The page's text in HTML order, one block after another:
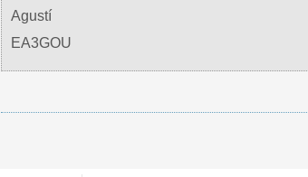
Agustí
EA3GOU